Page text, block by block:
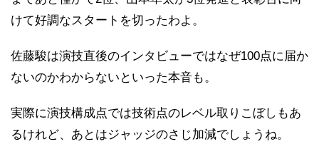
けて好調なスタートを切ったわよ。
佐藤駿は演技直後のインタビューではなぜ100点に届か
ないのかわからないといった本音も。
実際に演技構成点では技術点のレベル取りこぼしもあ
るけれど、あとはジャッジのさじ加減でしょうね。